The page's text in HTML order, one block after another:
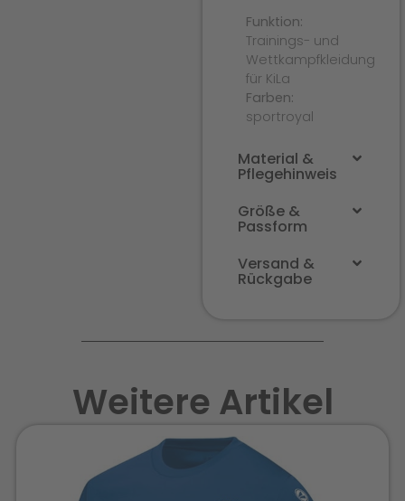
Funktion:
Trainings- und
Wettkampfkleidung
für KiLa
Farben:
sportroyal
Material &
Pflegehinweis
Größe &
Passform
Versand &
Rückgabe
Weitere Artikel